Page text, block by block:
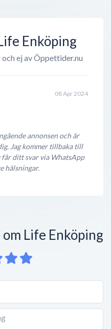
Enköping
ej av Öppettider.nu
08 Apr 2024
annonsen och är
Jag kommer tillbaka till
får ditt svar via WhatsApp
hälsningar.
Life Enköping